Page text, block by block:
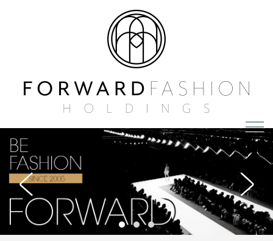
主頁
關於我們
集團概覽
投資者資訊